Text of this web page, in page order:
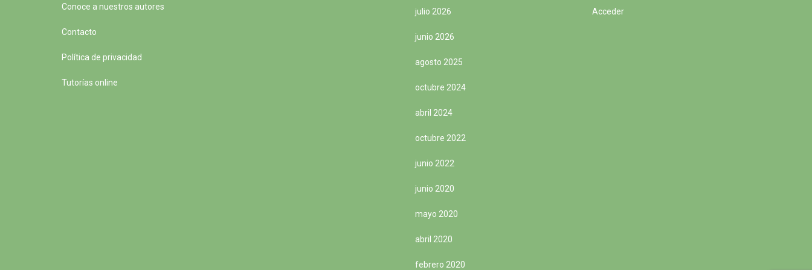
Conoce a nuestros autores
Contacto
Política de privacidad
Tutorías online
julio 2026
junio 2026
agosto 2025
octubre 2024
abril 2024
octubre 2022
junio 2022
junio 2020
mayo 2020
abril 2020
febrero 2020
Acceder